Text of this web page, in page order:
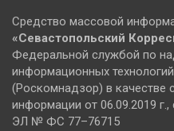
Средство массовой
«Севастопольский
Федеральной службой по
информационных
(Роскомнадзор) в качестве
информации от 06.09.2019
ЭЛ № ФС 77–76715